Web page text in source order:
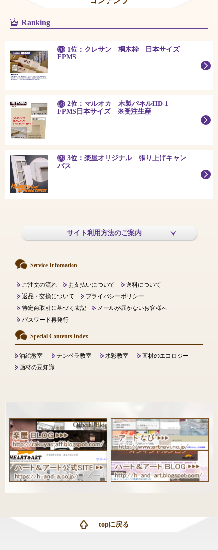
Ranking
1位：クレサン 桐木枠 日本サイズ
FPMS
2位：マルオカ 木製パネルHD-1
FPMS日本サイズ ※受注生産
3位：楽屋オリジナル 張り上げキャン
バス
サイト利用方法のご案内
Service Infomation
ご注文の流れ お支払いについて
送料について
返品・交換について
プライバシーポリシー
特定商取引に基づく表記
メールが届かないお客様へ
パスワード再発行
Special Contents Index
油絵教室 テンペラ教室 水彩教室
画材のエコロジー
画材の豆知識
topに戻る